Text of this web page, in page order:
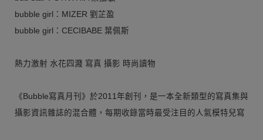
bubble girl：MIZER 劉芷盈
bubble girl：CECIBABE 葉佩斯
熱力激射 水花四濺 寫真 攝影 時尚讀物
《Bubble寫真月刊》於2011年創刊，是一本全新類型的寫真集與
攝影資訊雜誌的混合體，每期收錄當時最受注目的人氣模特兒寫